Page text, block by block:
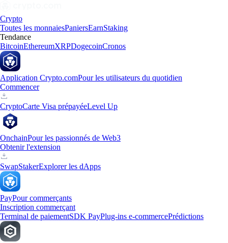
Crypto
Toutes les monnaiesPaniersEarnStaking
Tendance
BitcoinEthereumXRPDogecoinCronos
Application Crypto.comPour les utilisateurs du quotidien
Commencer
CryptoCarte Visa prépayéeLevel Up
OnchainPour les passionnés de Web3
Obtenir l'extension
SwapStakerExplorer les dApps
PayPour commerçants
Inscription commerçant
Terminal de paiementSDK PayPlug-ins e-commercePrédictions